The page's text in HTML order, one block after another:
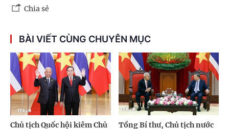
Chia sẻ
BÀI VIẾT CÙNG CHUYÊN MỤC
Chủ tịch Quốc hội kiêm Chủ
Tổng Bí thư, Chủ tịch nước